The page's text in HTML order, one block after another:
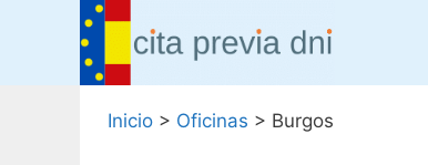
contenido
Inicio > Oficinas > Burgos